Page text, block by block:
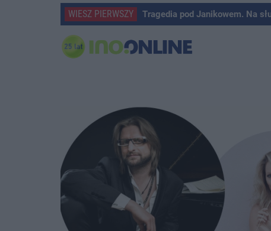
WIESZ PIERWSZY Tragedia pod Janikowem. Na